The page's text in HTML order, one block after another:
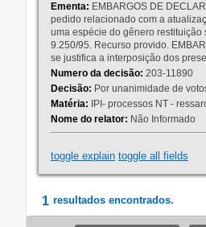
Ementa: EMBARGOS DE
pedido relacionado com a
uma espécie do gênero restituição
9.250/95. Recurso provido.
se justifica a interposição dos
Numero da decisão: 203-11890
Decisão: Por unanimidade de
Matéria: IPI- processos NT -
Nome do relator: Não Informado
toggle explain toggle all fields
1 resultados encontrados.